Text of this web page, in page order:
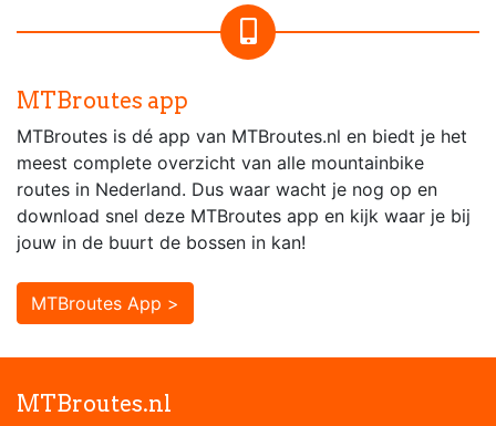
MTBroutes app
MTBroutes is dé app van MTBroutes.nl en biedt je het
meest complete overzicht van alle mountainbike
routes in Nederland. Dus waar wacht je nog op en
download snel deze MTBroutes app en kijk waar je bij
jouw in de buurt de bossen in kan!
MTBroutes App >
MTBroutes.nl